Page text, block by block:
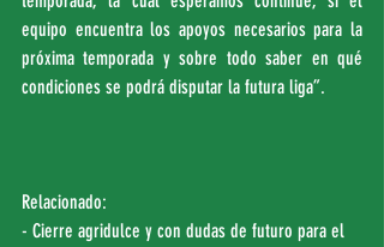
equipo encuentra los apoyos necesarios para la
próxima temporada y sobre todo saber en qué
condiciones se podrá disputar la futura liga”.
Relacionado:
- Cierre agridulce y con dudas de futuro para el